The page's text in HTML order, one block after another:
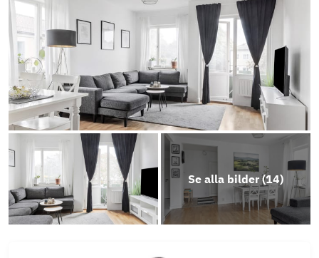
Objektsbeskrivning
Se alla bilder (14)